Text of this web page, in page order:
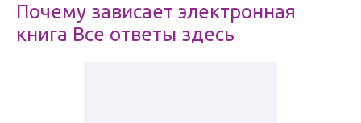
Почему зависает электронная
книга Все ответы здесь